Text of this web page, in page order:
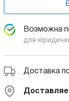
Возможна
для
Доставка